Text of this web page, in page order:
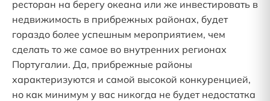
ресторан на берегу океана или же инвестировать в
недвижимость в прибрежных районах, будет
гораздо более успешным мероприятием, чем
сделать то же самое во внутренних регионах
Португалии. Да, прибрежные районы
характеризуются и самой высокой конкуренцией,
но как минимум у вас никогда не будет недостатка